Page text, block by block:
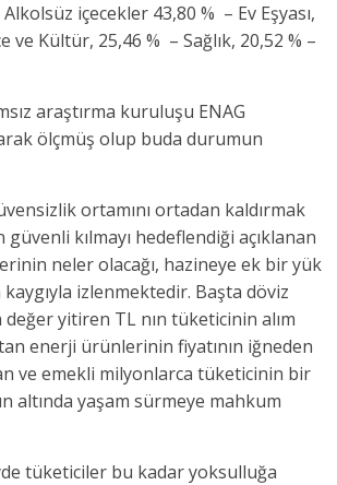
içecekler 43,80 % – Ev Eşyası,
Kültür, 25,46 % – Sağlık, 20,52 % –
araştırma kuruluşu ENAG
ölçmüş olup buda durumun
ortamını ortadan kaldırmak
kılmayı hedeflendiği açıklanan
neler olacağı, hazineye ek bir yük
izlenmektedir. Başta döviz
değer yitiren TL nın tüketicinin alım
enerji ürünlerinin fiyatının iğneden
ve emekli milyonlarca tüketicinin bir
altında yaşam sürmeye mahkum
tüketiciler bu kadar yoksulluğa